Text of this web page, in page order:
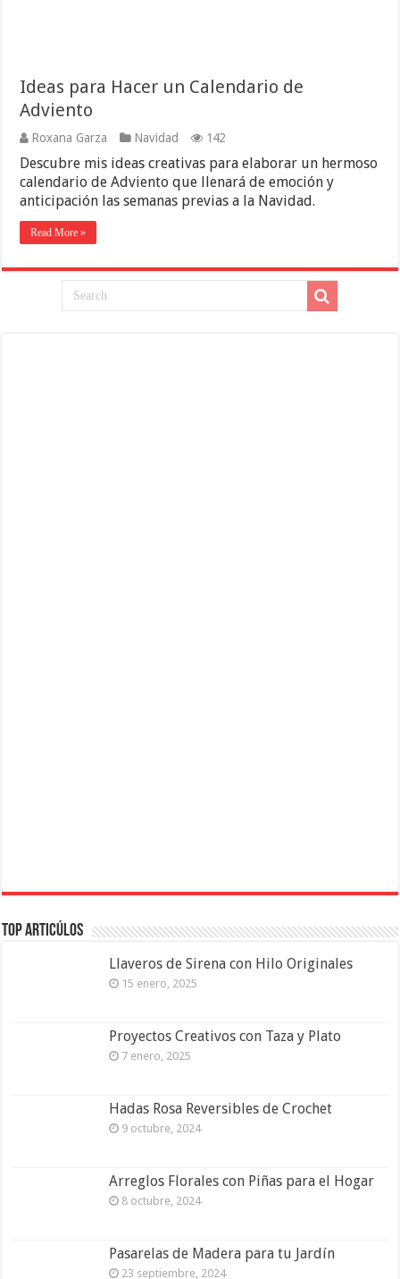
Ideas para Hacer un Calendario de
Adviento
Roxana Garza Navidad 142
Descubre mis ideas creativas para elaborar un hermoso
calendario de Adviento que llenará de emoción y
anticipación las semanas previas a la Navidad.
Read More »
Top Articúlos
Llaveros de Sirena con Hilo Originales
15 enero, 2025
Proyectos Creativos con Taza y Plato
7 enero, 2025
Hadas Rosa Reversibles de Crochet
9 octubre, 2024
Arreglos Florales con Piñas para el Hogar
8 octubre, 2024
Pasarelas de Madera para tu Jardín
23 septiembre, 2024